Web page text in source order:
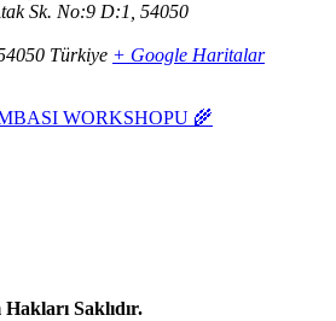
Sk. No:9 D:1, 54050
Türkiye + Google Haritalar
WORKSHOPU 🌾
Saklıdır.